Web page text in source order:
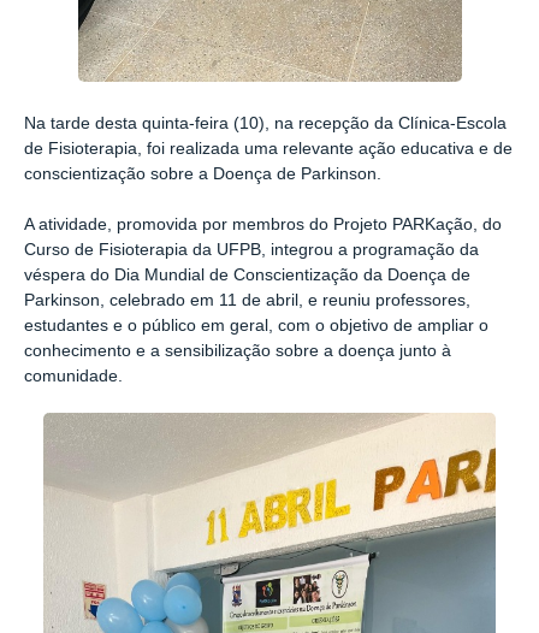
Na tarde desta quinta-feira (10), na recepção da Clínica-Escola
de Fisioterapia, foi realizada uma relevante ação educativa e de
conscientização sobre a Doença de Parkinson.
A atividade, promovida por membros do Projeto PARKação, do
Curso de Fisioterapia da UFPB, integrou a programação da
véspera do Dia Mundial de Conscientização da Doença de
Parkinson, celebrado em 11 de abril, e reuniu professores,
estudantes e o público em geral, com o objetivo de ampliar o
conhecimento e a sensibilização sobre a doença junto à
comunidade.